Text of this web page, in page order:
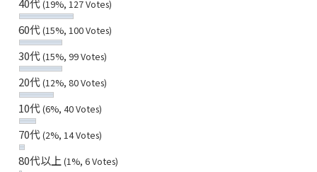
(19%, 127 Votes)
60代(15%, 100 Votes)
30代(15%, 99 Votes)
20代(12%, 80 Votes)
10代(6%, 40 Votes)
70代(2%, 14 Votes)
80代以上 (1%, 6 Votes)